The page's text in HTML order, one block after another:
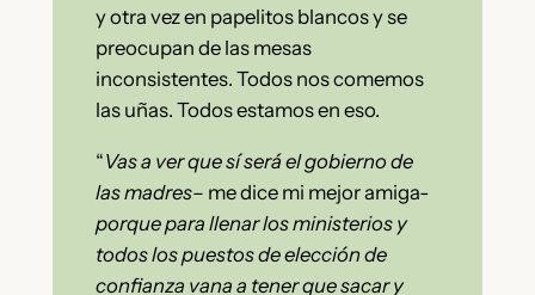
y otra vez en papelitos blancos y se
preocupan de las mesas
inconsistentes. Todos nos comemos
las uñas. Todos estamos en eso.
“Vas a ver que sí será el gobierno de
las madres– me dice mi mejor amiga-
porque para llenar los ministerios y
todos los puestos de elección de
confianza vana a tener que sacar y